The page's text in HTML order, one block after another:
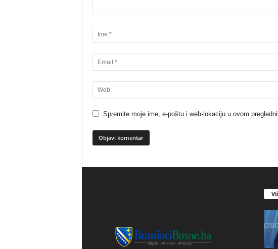
Spremite moje ime, e-poštu i web-lokaciju u ovom